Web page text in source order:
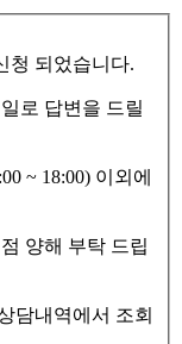
청 되었습니다.
로 답변을 드릴
~ 18:00) 이외에
양해 부탁 드립
담내역에서 조회